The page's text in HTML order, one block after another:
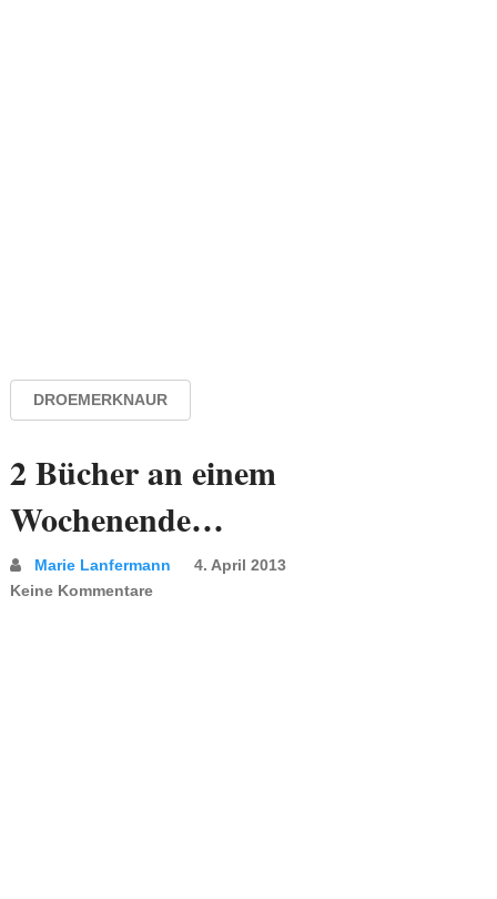
DROEMERKNAUR
2 Bücher an einem
Wochenende…
Marie Lanfermann
4. April 2013
Keine Kommentare